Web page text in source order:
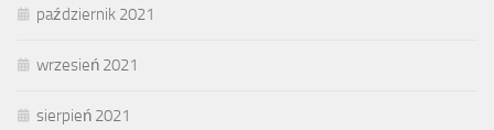
październik 2021
wrzesień 2021
sierpień 2021